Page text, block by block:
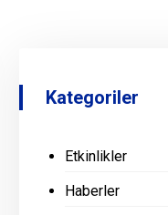
Kategoriler
Etkinlikler
Haberler